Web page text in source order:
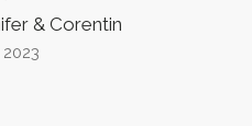
& Corentin